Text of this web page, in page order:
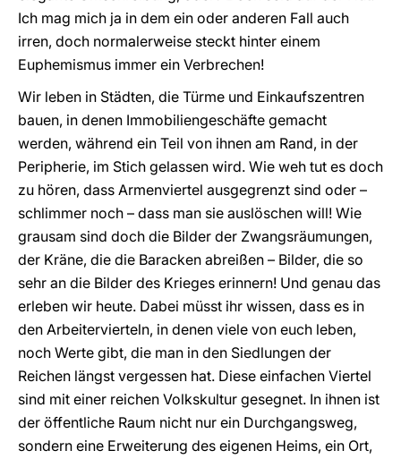
Ich mag mich ja in dem ein oder anderen Fall auch
irren, doch normalerweise steckt hinter einem
Euphemismus immer ein Verbrechen!
Wir leben in Städten, die Türme und Einkaufszentren
bauen, in denen Immobiliengeschäfte gemacht
werden, während ein Teil von ihnen am Rand, in der
Peripherie, im Stich gelassen wird. Wie weh tut es doch
zu hören, dass Armenviertel ausgegrenzt sind oder –
schlimmer noch – dass man sie auslöschen will! Wie
grausam sind doch die Bilder der Zwangsräumungen,
der Kräne, die die Baracken abreißen – Bilder, die so
sehr an die Bilder des Krieges erinnern! Und genau das
erleben wir heute. Dabei müsst ihr wissen, dass es in
den Arbeitervierteln, in denen viele von euch leben,
noch Werte gibt, die man in den Siedlungen der
Reichen längst vergessen hat. Diese einfachen Viertel
sind mit einer reichen Volkskultur gesegnet. In ihnen ist
der öffentliche Raum nicht nur ein Durchgangsweg,
sondern eine Erweiterung des eigenen Heims, ein Ort,